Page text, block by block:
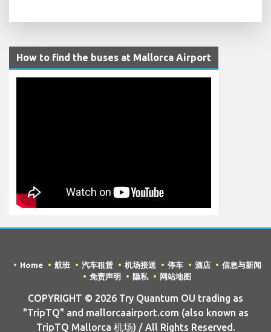
How to find the buses at Mallorca Airport
Home 航班 汽车租赁 机场接送 停车 酒店
信息与新闻
免责声明
隐私 网站地图
COPYRIGHT © 2026 Try Quantum OU trading as
"TripTQ" and mallorcaairport.com (also known as
TripTQ Mallorca 机场) / All Rights Reserved.